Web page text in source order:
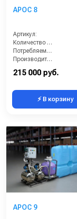
АРОС 8
Артикул:
Количество моечных постов (шт):
Потребляемая мощность (кВт):
Производительность (л/ч):
215 000 руб.
⚡ В корзину
АРОС 9